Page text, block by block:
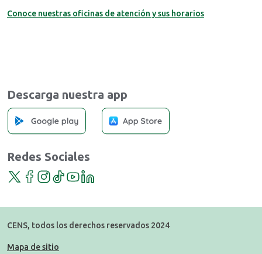
Conoce nuestras oficinas de atención y sus horarios
Descarga nuestra app
Redes Sociales
TwitterFacebook
Instagram
TikTokYouTube
LinkedIn
CENS, todos los derechos reservados 2024
Mapa de sitio